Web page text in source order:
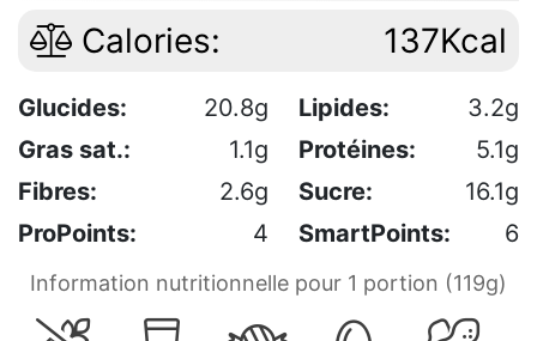
Calories: 137Kcal
Glucides: 20.8g Lipides:
3.2g
Gras sat.:
1.1g Protéines:
5.1g
Fibres:
2.6g Sucre:
16.1g
ProPoints:
4 SmartPoints: 6
Information nutritionnelle pour 1 portion (119g)